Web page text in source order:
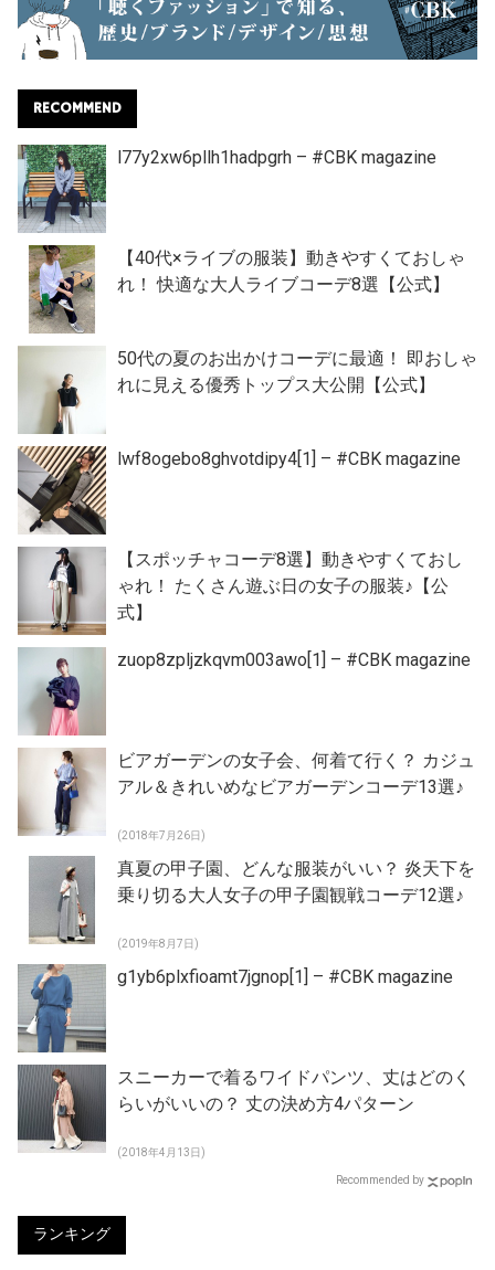
RECOMMEND
l77y2xw6pllh1hadpgrh – #CBK magazine
【40代×ライブの服装】動きやすくておしゃ
れ！ 快適な大人ライブコーデ8選【公式】
50代の夏のお出かけコーデに最適！ 即おしゃ
れに見える優秀トップス大公開【公式】
lwf8ogebo8ghvotdipy4[1] – #CBK magazine
【スポッチャコーデ8選】動きやすくておし
ゃれ！ たくさん遊ぶ日の女子の服装♪【公
式】
zuop8zpljzkqvm003awo[1] – #CBK magazine
ビアガーデンの女子会、何着て行く？ カジュ
アル＆きれいめなビアガーデンコーデ13選♪
(2018年7月26日)
真夏の甲子園、どんな服装がいい？ 炎天下を
乗り切る大人女子の甲子園観戦コーデ12選♪
(2019年8月7日)
g1yb6plxfioamt7jgnop[1] – #CBK magazine
スニーカーで着るワイドパンツ、丈はどのく
らいがいいの？ 丈の決め方4パターン
(2018年4月13日)
Recommended by
ランキング